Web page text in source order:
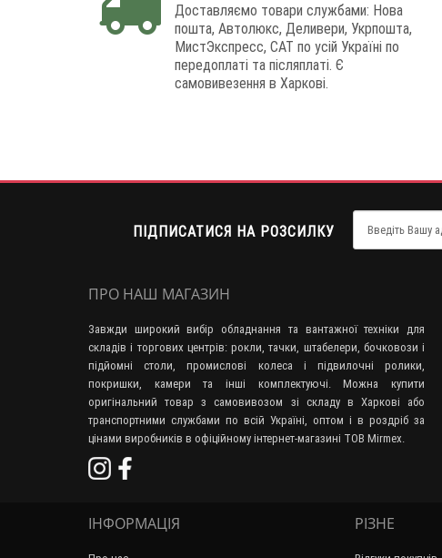
Доставляємо товари службами: Нова
пошта, Автолюкс, Деливери, Укрпошта,
МистЭкспресс, САТ по усій Україні по
передоплаті та післяплаті. Є
самовивезення в Харкові.
ПІДПИСАТИСЯ НА РОЗСИЛКУ
ПРО НАШ МАГАЗИН
Завжди широкий вибір обладнання та вантажної техніки для
складів і торгових центрів: рокли, тачки, штабелери, бочковози і
підйомні столи, промислові колеса і підвилочні ролики,
покришки, камери та інші комплектуючі. Можна купити
оригінальний товар з самовивозом зі складу в Харкові або
транспортними службами по всій Україні, оптом і в роздріб за
цінами виробників в офіційному інтернет-магазині ТОВ Mirmex.
ІНФОРМАЦІЯ РІЗНЕ